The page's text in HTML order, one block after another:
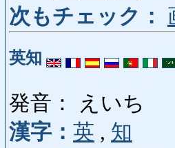
次もチェック：
英知
発音： えいち
漢字： 英 , 知